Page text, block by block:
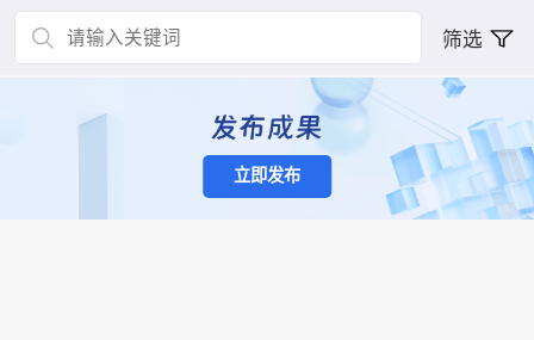
筛选
立即发布